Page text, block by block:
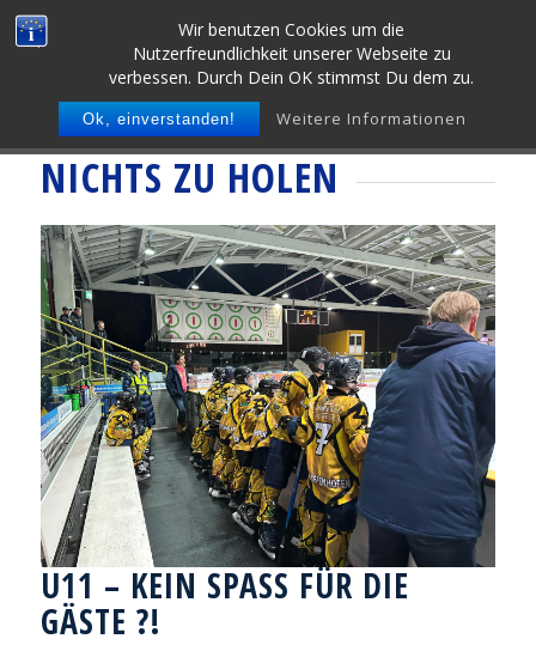
Wir benutzen Cookies um die
Nutzerfreundlichkeit unserer Webseite zu
verbessen. Durch Dein OK stimmst Du dem zu.
Ok, einverstanden! Weitere Informationen
NICHTS ZU HOLEN
U11 – KEIN SPASS FÜR DIE G
ÄSTE ?!